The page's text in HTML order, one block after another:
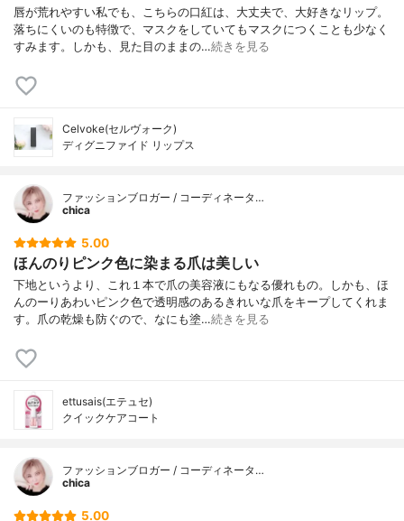
唇が荒れやすい私でも、こちらの口紅は、大丈夫で、大好きなリップ。
落ちにくいのも特徴で、マスクをしていてもマスクにつくことも少なく
すみます。しかも、見た目のままの…続きを見る
Celvoke(セルヴォーク)
ディグニファイド リップス
ファッションブロガー / コーディネータ…
chica
5.00
ほんのりピンク色に染まる爪は美しい
下地というより、これ１本で爪の美容液にもなる優れもの。しかも、ほ
んのーりあわいピンク色で透明感のあるきれいな爪をキープしてくれま
す。爪の乾燥も防ぐので、なにも塗…続きを見る
ettusais(エテュセ)
クイックケアコート
ファッションブロガー / コーディネータ…
chica
5.00